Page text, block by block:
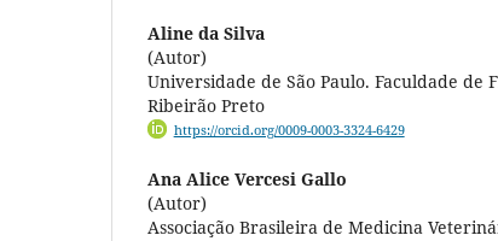
Aline da Silva
(Autor)
Universidade de São Paulo. Faculdade de
Ribeirão Preto
https://orcid.org/0009-0003-3324-6429
Ana Alice Vercesi Gallo
(Autor)
Associação Brasileira de Medicina